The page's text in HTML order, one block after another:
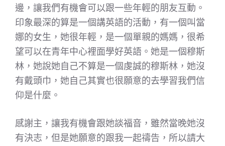
邊，讓我們有機會可以跟一些年輕的朋友互動。
印象最深的算是一個講英語的活動，有一個叫當
娜的女生，她很年輕，是一個單親的媽媽，很希
望可以在青年中心裡面學好英語。她是一個穆斯
林，她說她自己不算是一個虔誠的穆斯林，她沒
有戴頭巾，她自己其實也很願意的去學習我們信
仰是什麼。
感謝主，讓我有機會跟她談福音，雖然當晚她沒
有決志，但是她願意的跟我一起禱告，所以請大